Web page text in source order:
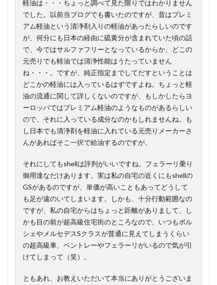
軽油は・・・ちょっと調べて見た限りではわかりません
でした。以前当ブログでも書いたのですが、昔はプレミ
アム軽油という清浄剤入りの軽油があったらしいのです
が、何分にも日本の経由に硫黄分が含まれていた頃の話
で、今ではサルファフリーとなっているからか、どこの
元売りでも軽油では清浄性能はうたっていません
ね・・・。ですが、純正指定までしてだすということは
どこかの軽油には入っているはずですよね。ちょっと軽
油の流通に関して詳しくないのですが、もしかしたらヨ
ーロッパではプレミアム軽油のようなものがあるらしい
ので、それに入っている成分なのかもしれませんね。も
し日本でも清浄剤を軽油に入れている元売りメーカーさ
んがあればそこ一択で給油するのですが。
それにしてもshellは評判がいいですね。フェラーリ乗り
御用達なだけあります。実は私の自宅の近くにもshellの
GSがあるのですが、単価が高いこともあってどうして
も足が遠のいてしまいます。しかも、十分行動範囲なの
ですが、私の自宅からはちょっと距離がありまして、し
かも目の前が超高級住宅街のところなので、いつもポル
シェやメルセデスSクラスが普通に見えてしまうくらい
の超高級車、ベントレーやフェラーリがいるので気が引
けてしまって（笑）。
ともあれ、お教えいただいて本当にありがとうございま